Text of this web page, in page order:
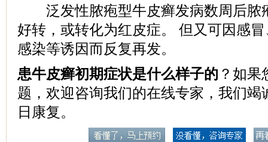
泛发性脓疱型牛皮癣发病数周后脓
好转，或转化为红皮症。 但又可因感
感染等诱因而反复再发。
患牛皮癣初期症状是什么样子的 ？如果
题，欢迎咨询我们的在线专家，我们竭
日康复。